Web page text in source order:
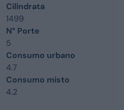
Cilindrata
1499
N° Porte
5
Consumo urbano
4.7
Consumo misto
4.2